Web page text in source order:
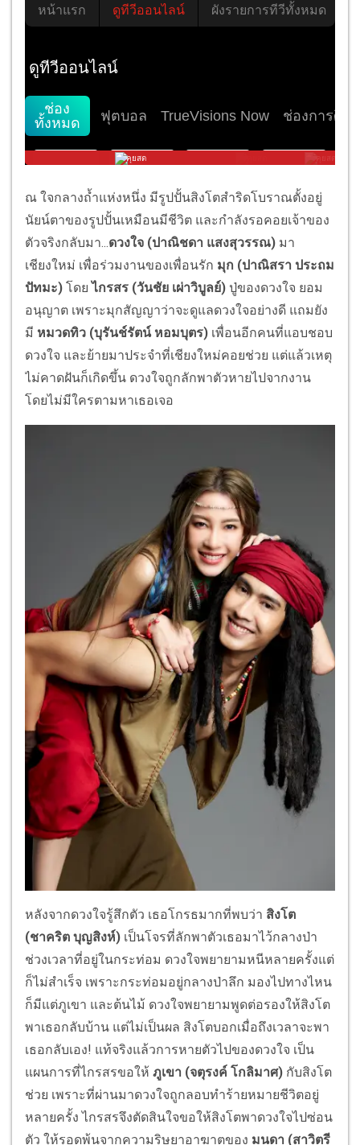
ณ ใจกลางถ้ำแห่งหนึ่ง มีรูปปั้นสิงโตสำริดโบราณตั้งอยู่
นัยน์ตาของรูปปั้นเหมือนมีชีวิต และกำลังรอคอยเจ้าของ
ตัวจริงกลับมา...ดวงใจ (ปาณิชดา แสงสุวรรณ) มา
เชียงใหม่ เพื่อร่วมงานของเพื่อนรัก มุก (ปาณิสรา ประถม
ปัทมะ) โดยไกรสร (วันชัย เผ่าวิบูลย์) ปู่ของดวงใจ ยอม
อนุญาต เพราะมุกสัญญาว่าจะดูแลดวงใจอย่างดี แถมยัง
มี หมวดทิว (บุรันช์รัตน์ หอมบุตร) เพื่อนอีกคนที่แอบชอบ
ดวงใจ และย้ายมาประจำที่เชียงใหม่คอยช่วย แต่แล้วเหตุ
ไม่คาดฝันก็เกิดขึ้น ดวงใจถูกลักพาตัวหายไปจากงาน
โดยไม่มีใครตามหาเธอเจอ
หลังจากดวงใจรู้สึกตัว เธอโกรธมากที่พบว่า สิงโต
(ชาคริต บุญสิงห์) เป็นโจรที่ลักพาตัวเธอมาไว้กลางป่า
ช่วงเวลาที่อยู่ในกระท่อม ดวงใจพยายามหนีหลายครั้งแต่
ก็ไม่สำเร็จ เพราะกระท่อมอยู่กลางป่าลึก มองไปทางไหน
ก็มีแต่ภูเขา และต้นไม้ ดวงใจพยายามพูดต่อรองให้สิงโต
พาเธอกลับบ้าน แต่ไม่เป็นผล สิงโตบอกเมื่อถึงเวลาจะพา
เธอกลับเอง! แท้จริงแล้วการหายตัวไปของดวงใจ เป็น
แผนการที่ไกรสรขอให้ ภูเขา (จตุรงค์ โกลิมาศ) กับสิงโต
ช่วย เพราะที่ผ่านมาดวงใจถูกลอบทำร้ายหมายชีวิตอยู่
หลายครั้ง ไกรสรจึงตัดสินใจขอให้สิงโตพาดวงใจไปซ่อน
ตัว ให้รอดพ้นจากความริษยาอาฆาตของ มนดา (สาวิตรี